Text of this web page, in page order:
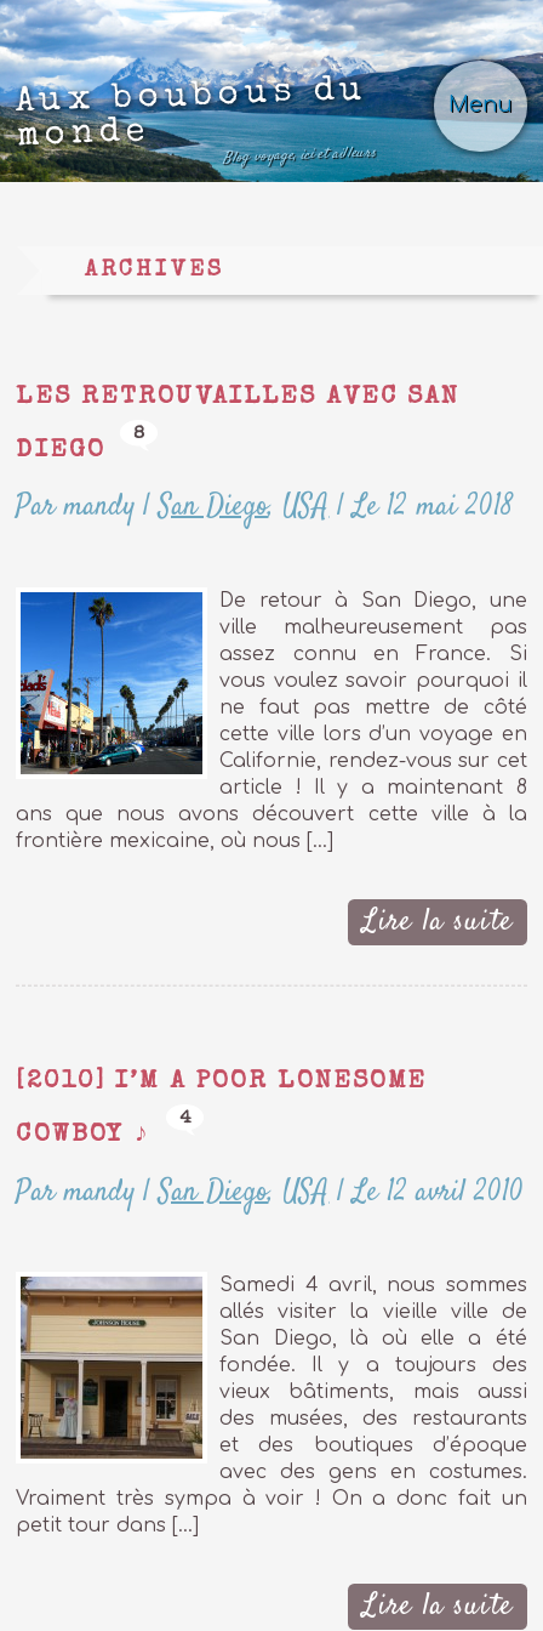
Menu
Aux boubous du
monde
Blog voyage, ici et ailleurs
ARCHIVES
LES RETROUVAILLES AVEC SAN
DIEGO
8
Par mandy |San Diego, USA|Le 12 mai 2018
De retour à San Diego, une
ville malheureusement pas
assez connu en France. Si
vous voulez savoir pourquoi il
ne faut pas mettre de côté
cette ville lors d’un voyage en
Californie, rendez-vous sur cet
article ! Il y a maintenant 8
ans que nous avons découvert cette ville à la
frontière mexicaine, où nous […]
Lire la suite
[2010] I’M A POOR LONESOME
COWBOY ♪
4
Par mandy |San Diego, USA|Le 12 avril 2010
Samedi 4 avril, nous sommes
allés visiter la vieille ville de
San Diego, là où elle a été
fondée. Il y a toujours des
vieux bâtiments, mais aussi
des musées, des restaurants
et des boutiques d’époque
avec des gens en costumes.
Vraiment très sympa à voir ! On a donc fait un
petit tour dans […]
Lire la suite